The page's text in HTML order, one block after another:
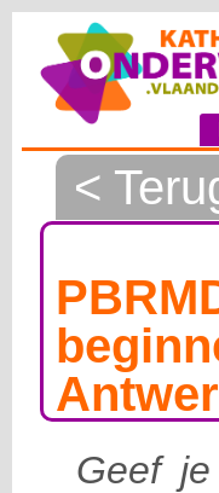
<
Geef